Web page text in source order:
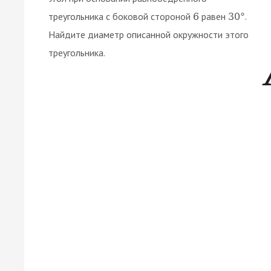
треугольника с боковой стороной 6 равен 30°.
Найдите диаметр описанной окружности этого
треугольника.